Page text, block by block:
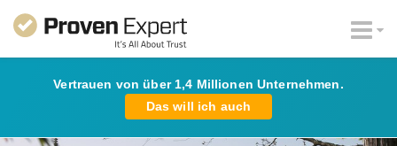
Vertrauen von über 1,4 Millionen Unternehmen.
Das will ich auch